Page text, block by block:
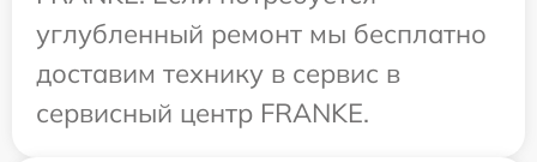
углубленный ремонт мы бесплатно
доставим технику в сервис в
сервисный центр FRANKE.